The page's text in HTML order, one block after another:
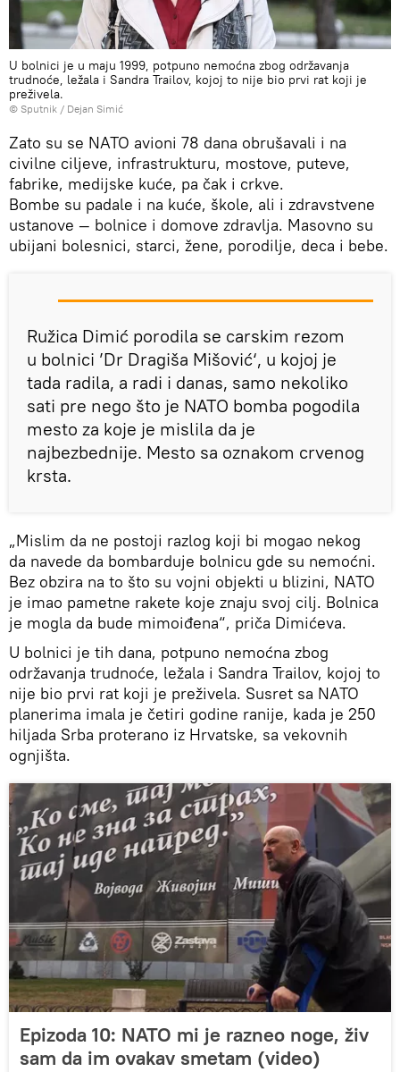
U bolnici je u maju 1999, potpuno nemoćna zbog održavanja
trudnoće, ležala i Sandra Trailov, kojoj to nije bio prvi rat koji je
preživela.
© Sputnik / Dejan Simić
Zato su se NATO avioni 78 dana obrušavali i na
civilne ciljeve, infrastrukturu, mostove, puteve,
fabrike, medijske kuće, pa čak i crkve.
Bombe su padale i na kuće, škole, ali i zdravstvene
ustanove — bolnice i domove zdravlja. Masovno su
ubijani bolesnici, starci, žene, porodilje, deca i bebe.
Ružica Dimić porodila se carskim rezom
u bolnici ’Dr Dragiša Mišović‘, u kojoj je
tada radila, a radi i danas, samo nekoliko
sati pre nego što je NATO bomba pogodila
mesto za koje je mislila da je
najbezbednije. Mesto sa oznakom crvenog
krsta.
„Mislim da ne postoji razlog koji bi mogao nekog
da navede da bombarduje bolnicu gde su nemoćni.
Bez obzira na to što su vojni objekti u blizini, NATO
je imao pametne rakete koje znaju svoj cilj. Bolnica
je mogla da bude mimoiđena“, priča Dimićeva.
U bolnici je tih dana, potpuno nemoćna zbog
održavanja trudnoće, ležala i Sandra Trailov, kojoj to
nije bio prvi rat koji je preživela. Susret sa NATO
planerima imala je četiri godine ranije, kada je 250
hiljada Srba proterano iz Hrvatske, sa vekovnih
ognjišta.
Epizoda 10: NATO mi je razneo noge, živ
sam da im ovakav smetam (video)